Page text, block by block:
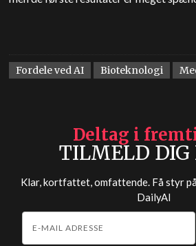
Fordele ved AI Bioteknologi
Deltag i
TILMELD DIG
Klar, kortfattet, omfattende. Få styr
DailyAI